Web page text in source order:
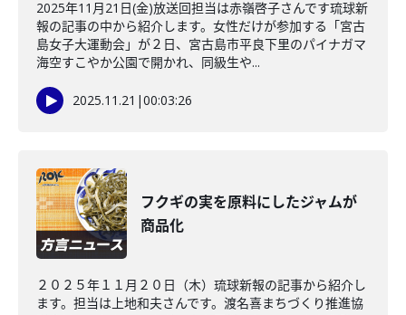
2025年11月21日(金)放送回担当は赤嶺啓子さんです琉球新
報の記事の中から紹介します。女性だけが参加する「宮古
島女子大運動会」が２日、宮古島市平良下里のパイナガマ
海空すこやか公園で開かれ、同級生や...
2025.11.21 |00:03:26
フクギの実を原料にしたジャムが
商品化
２０２５年１１月２０日（木）琉球新報の記事から紹介し
ます。担当は上地和夫さんです。渡名喜まちづくり推進協